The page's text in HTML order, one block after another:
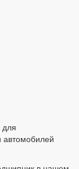
автомобилей